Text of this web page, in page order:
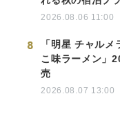
2026.08.06 11:00
8
「明星 チャル
こ味ラーメン」
売
2026.08.07 13:00